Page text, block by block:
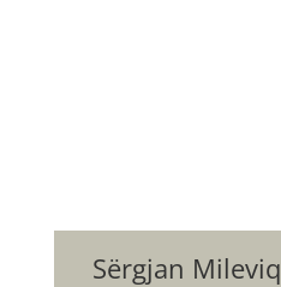
Sërgjan Mileviq